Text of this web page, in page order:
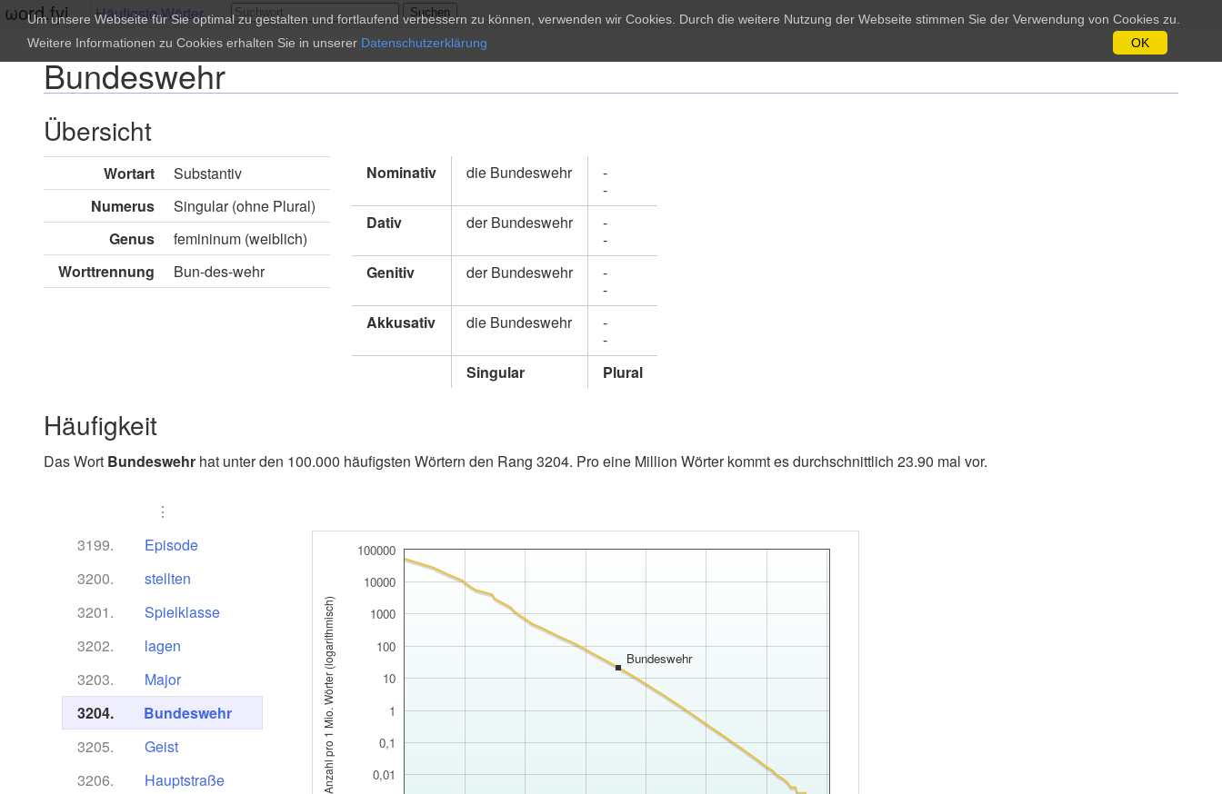
ωord.fyi Häufigste Wörter
Bundeswehr
Übersicht
Wortart
Substantiv
Numerus
Singular (ohne Plural)
Genus
femininum (weiblich)
Worttrennung
Bun-des-wehr
Nominativ die Bundeswehr
-
-
Dativ
der Bundeswehr
-
-
Genitiv
der Bundeswehr
-
-
Akkusativ
die Bundeswehr
-
-
Singular
Plural
Häufigkeit
Das Wort Bundeswehr hat unter den 100.000 häufigsten Wörtern den Rang 3204. Pro eine Million Wörter kommt es durchschnittlich 23.90 mal vor.
⋮
3199.
Episode
3200.
stellten
3201.
Spielklasse
3202.
lagen
3203.
Major
3204.
Bundeswehr
3205.
Geist
3206.
Hauptstraße
1
10
100
1000
10000
100000
0,01
0,1
Bundeswehr
Anzahl pro 1 Mio. Wörter (logarithmisch)
Um unsere Webseite für Sie optimal zu gestalten und fortlaufend verbessern zu können, verwenden wir Cookies. Durch die weitere Nutzung der Webseite stimmen Sie der Verwendung von Cookies zu.
Weitere Informationen zu Cookies erhalten Sie in unserer Datenschutzerklärung OK